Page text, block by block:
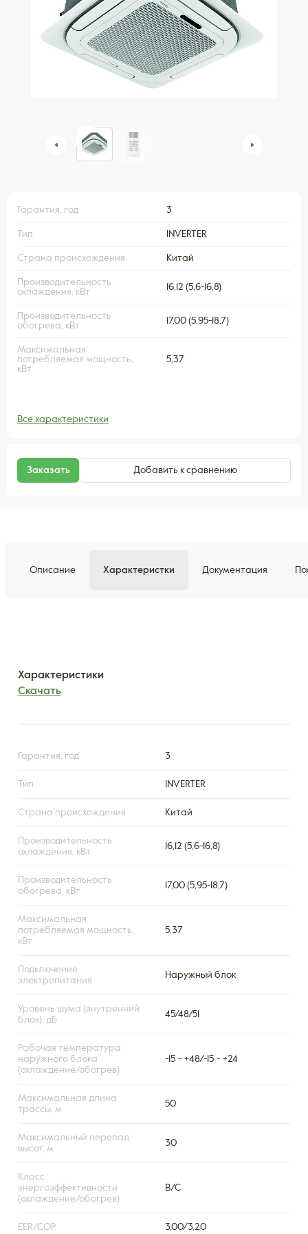
Гарантия, год 3
Тип INVERTER
Страна происхождения Китай
Производительность
охлаждения, кВт
16,12 (5,6-16,8)
Производительность
обогрева, кВт
17,00 (5,95-18,7)
Максимальная
потребляемая мощность,
кВт
5,37
Все характеристики
Заказать Добавить к сравнению
Описание Характеристки Документация
Характеристики
Скачать
Гарантия, год 3
Тип INVERTER
Страна происхождения Китай
Производительность
охлаждения, кВт
16,12 (5,6-16,8)
Производительность
обогрева, кВт
17,00 (5,95-18,7)
Максимальная
потребляемая мощность,
кВт
5,37
Подключение
электропитания
Наружный блок
Уровень шума (внутренний
блок), дБ
45/48/51
Рабочая температура
наружного блока
(охлаждение/обогрев)
-15 ~ +48/-15 ~ +24
Максимальная длина
трассы, м
50
Максимальный перепад
высот, м
30
Класс
энергоэффективности
(охлаждение/обогрев)
B/C
EER/COP 3,00/3,20